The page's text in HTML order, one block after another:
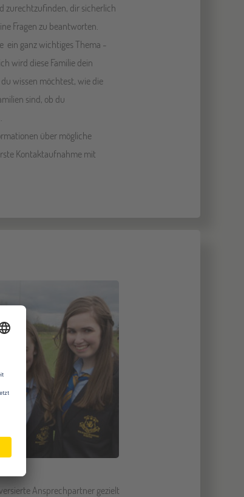
zurechtzufinden, dir sicherlich
Fragen zu beantworten.
ein ganz wichtiges Thema -
wird diese Familie dein
wissen möchtest, wie die
sind, ob du
über mögliche
Kontaktaufnahme mit
Ansprechpartner gezielt